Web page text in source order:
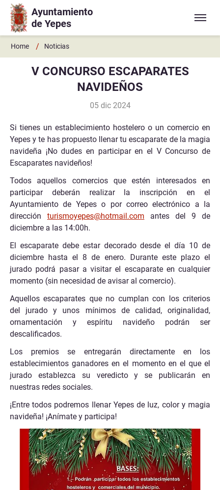
Ir a contenido principal
Ayuntamiento
de Yepes
Home / Noticias
V CONCURSO ESCAPARATES
NAVIDEÑOS
05 dic 2024
Si tienes un establecimiento hostelero o un comercio en
Yepes y te has propuesto llenar tu escaparate de la magia
navideña ¡No dudes en participar en el V Concurso de
Escaparates navideños!
Todos aquellos comercios que estén interesados en
participar deberán realizar la inscripción en el
Ayuntamiento de Yepes o por correo electrónico a la
dirección turismoyepes@hotmail.com antes del 9 de
diciembre a las 14:00h.
El escaparate debe estar decorado desde el día 10 de
diciembre hasta el 8 de enero. Durante este plazo el
jurado podrá pasar a visitar el escaparate en cualquier
momento (sin necesidad de avisar al comercio).
Aquellos escaparates que no cumplan con los criterios
del jurado y unos mínimos de calidad, originalidad,
ornamentación y espíritu navideño podrán ser
descalificados.
Los premios se entregarán directamente en los
establecimientos ganadores en el momento en el que el
jurado establezca su veredicto y se publicarán en
nuestras redes sociales.
¡Entre todos podremos llenar Yepes de luz, color y magia
navideña! ¡Anímate y participa!